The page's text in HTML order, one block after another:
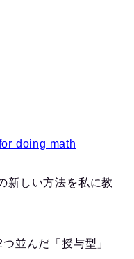
doing math
新しい方法を私に教
並んだ「授与型」